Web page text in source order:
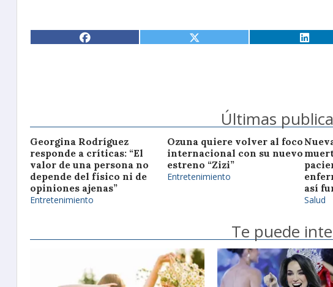
Últimas
Georgina Rodríguez
responde a críticas: “El
valor de una persona no
depende del físico ni de
opiniones ajenas”
Entretenimiento
Ozuna quiere volver al foco
internacional con su nuevo
estreno “Zizi”
Entretenimiento
así
Salud
Te puede